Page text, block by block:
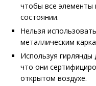
чтобы все элементы
состоянии.
Нельзя
металлическим
Используя
что они
открытом воздухе.